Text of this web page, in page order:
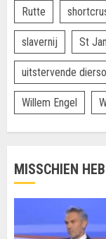
Rutte
slavernij St
uitstervende
Willem Engel
MISSCHIEN